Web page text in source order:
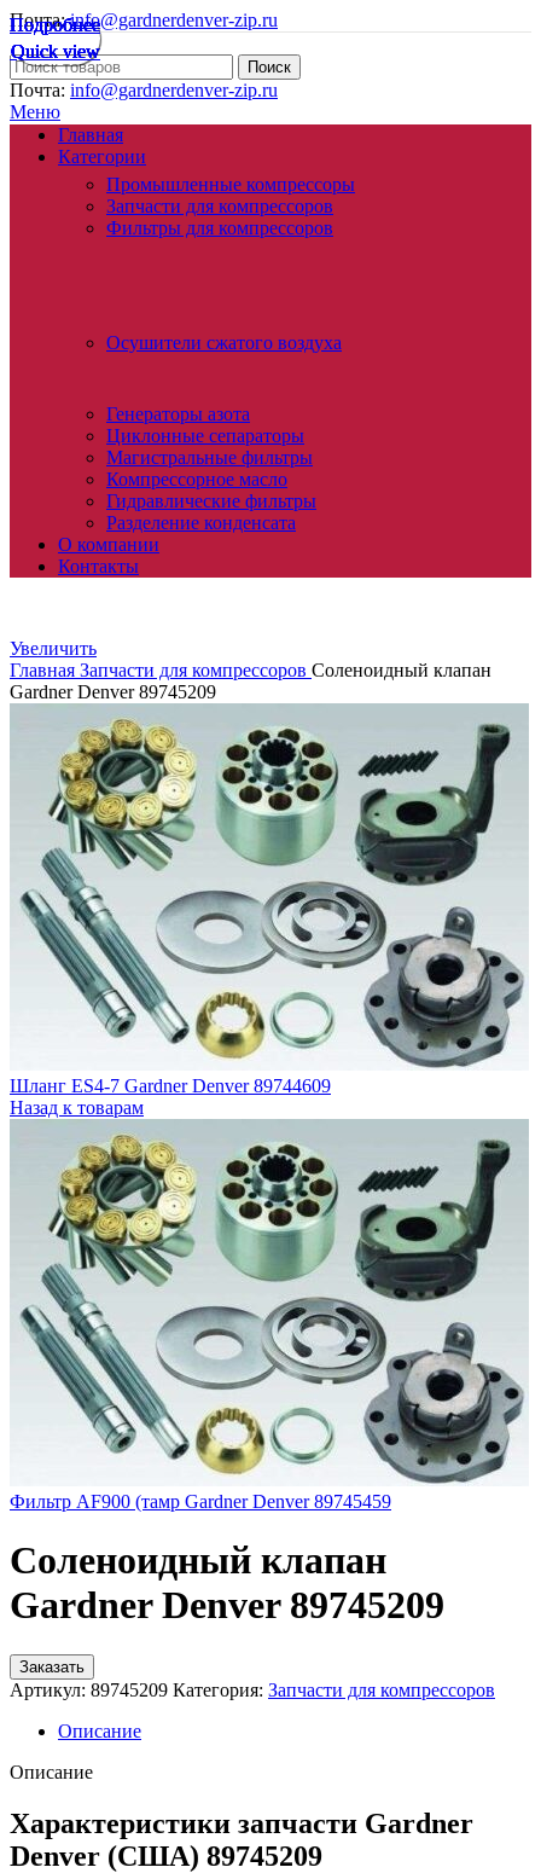
Почта:info@gardnerdenver-zip.ru
Поиск
Почта: info@gardnerdenver-zip.ru
Меню
Главная
Категории
Промышленные компрессоры
Запчасти для компрессоров
Фильтры для компрессоров
Осушители сжатого воздуха
Генераторы азота
Циклонные сепараторы
Магистральные фильтры
Компрессорное масло
Гидравлические фильтры
Разделение конденсата
О компании
Контакты
Увеличить
Главная Запчасти для компрессоров Соленоидный клапан
Gardner Denver 89745209
Шланг ES4-7 Gardner Denver 89744609
Назад к товарам
Фильтр AF900 (тамр Gardner Denver 89745459
Соленоидный клапан
Gardner Denver 89745209
Заказать
Артикул: 89745209 Категория: Запчасти для компрессоров
Описание
Описание
Характеристики запчасти Gardner
Denver (США) 89745209
Подробнее
Quick view
Подробнее
Quick view
Подробнее
Quick view
Подробнее
Quick view
Подробнее
Quick view
Подробнее
Quick view
Подробнее
Quick view
Подробнее
Quick view